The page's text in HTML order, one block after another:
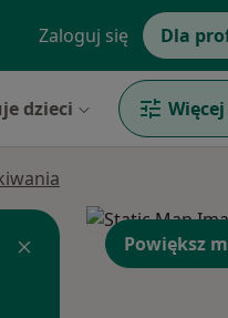
Zaloguj się Dla
dzieci
Powiększ